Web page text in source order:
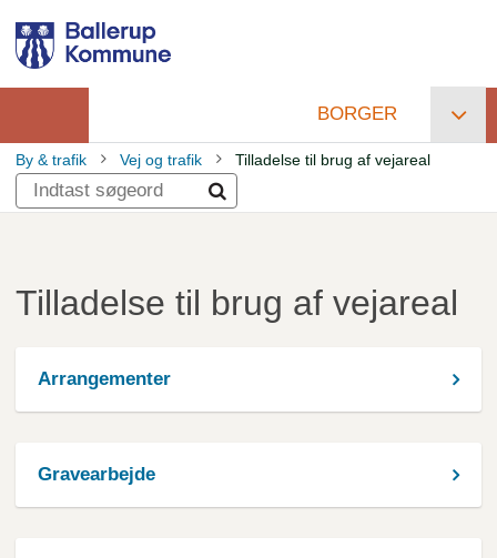
hovedindhold
Primær
navigation
BORGER
Brødkrumme
By & trafik Vej og trafik Tilladelse til brug af vejareal
Tilladelse til brug af vejareal
Arrangementer
Gravearbejde